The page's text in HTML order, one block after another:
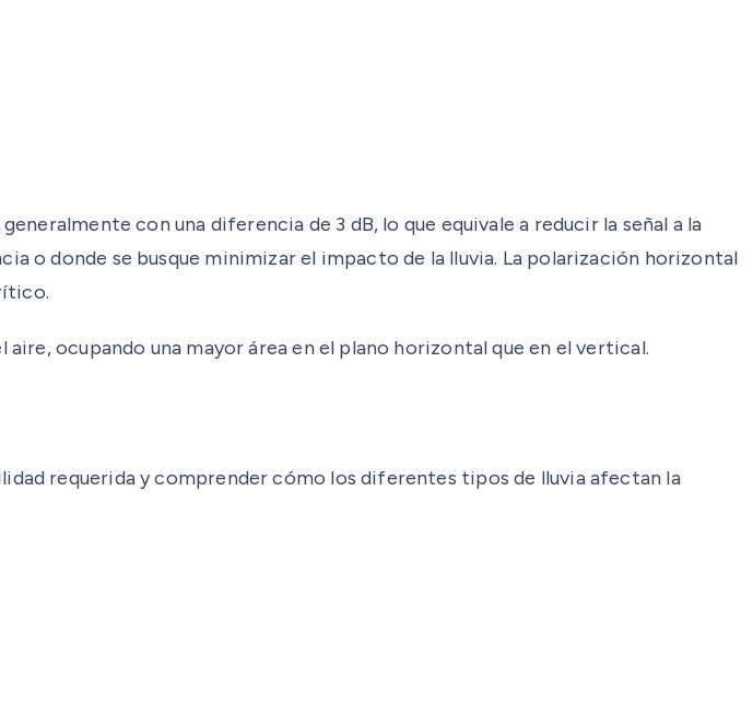
con una diferencia de 3 dB, lo que equivale a reducir la señal a la
o donde se busque minimizar el impacto de la lluvia. La polarización horizontal
ocupando una mayor área en el plano horizontal que en el vertical.
requerida y comprender cómo los diferentes tipos de lluvia afectan la